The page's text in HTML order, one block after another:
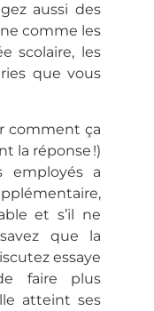
aussi des
comme les
scolaire, les
que vous
comment ça
la réponse !)
employés a
et s’il ne
que la
essaye
faire plus
atteint ses